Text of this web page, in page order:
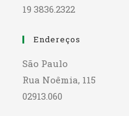
19 3836.2322
Endereços
São Paulo
Rua Noêmia, 115
02913.060